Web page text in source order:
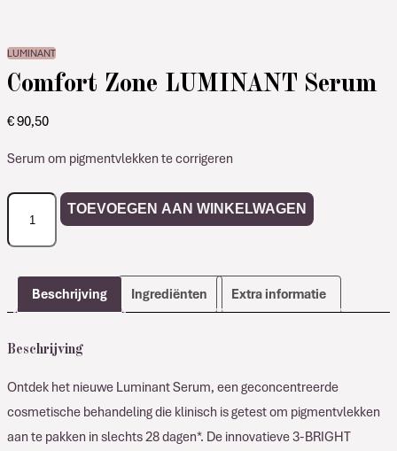
LUMINANT
Comfort Zone LUMINANT Serum
€90,50
Serum om pigmentvlekken te corrigeren
Comfort
Zone
LUMINANT
aantal
TOEVOEGEN AAN WINKELWAGEN
Beschrijving Ingrediënten Extra informatie
Beschrijving
Ontdek het nieuwe Luminant Serum, een geconcentreerde
cosmetische behandeling die klinisch is getest om pigmentvlekken
aan te pakken in slechts 28 dagen*. De innovatieve 3-BRIGHT